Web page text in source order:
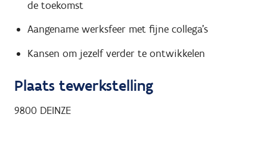
de toekomst
Aangename werksfeer met fijne collega's
Kansen om jezelf verder te ontwikkelen
Plaats tewerkstelling
9800 DEINZE